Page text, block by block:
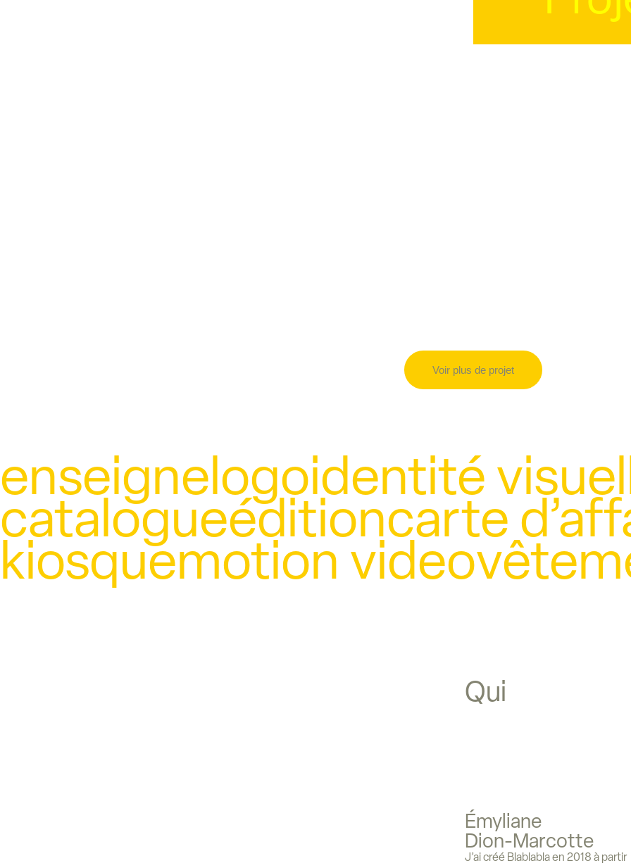
Voir plus de projet
enseignelogoidentité
catalogueéditioncarte
kiosquemotion video
Qui
Émyliane
Dion-Marcotte
J’ai créé Blablabla en 2018 à partir